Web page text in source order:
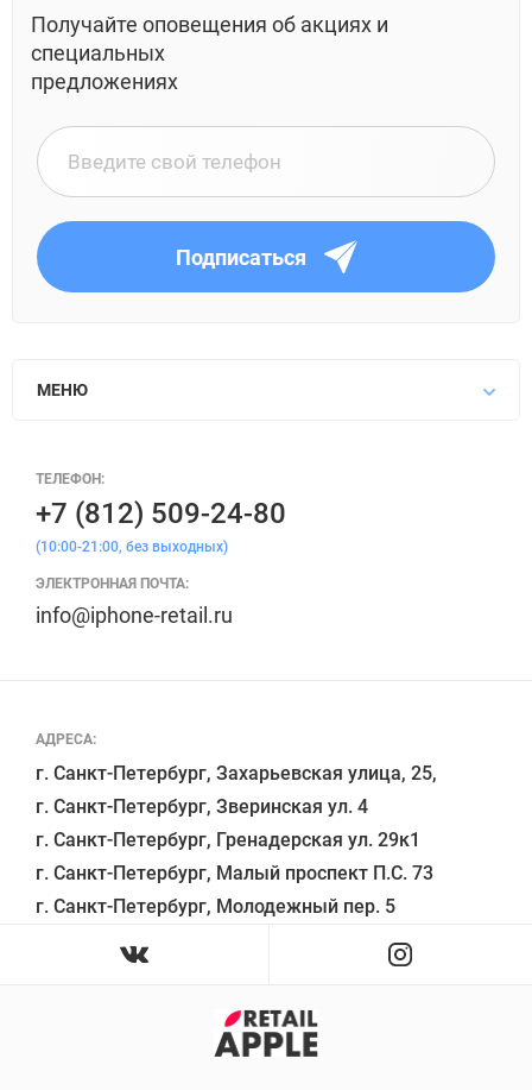
Получайте оповещения об акциях и
специальных
предложениях
Подписаться
МЕНЮ
АДРЕСА:
г. Санкт-Петербург, Захарьевская улица, 25,
г. Санкт-Петербург, Зверинская ул. 4
г. Санкт-Петербург, Гренадерская ул. 29к1
г. Санкт-Петербург, Малый проспект П.С. 73
ТЕЛЕФОН:
+7 (812) 509-24-80
(10:00-21:00, без выходных)
ЭЛЕКТРОННАЯ ПОЧТА:
info@iphone-retail.ru